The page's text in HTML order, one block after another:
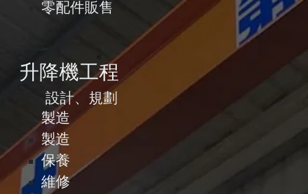
零配件販售
升降機工程
設計、規劃
製造
製造
保養
維修